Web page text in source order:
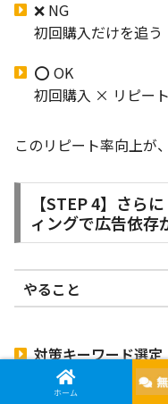
❌ NG
初回購入だけを追う
⭕ OK
初回購入 × リピー
このリピート率向上が
【STEP 4】さら
ィングで広告依存
やること
対策キーワード選定
「〇〇 おすすめ」
ホーム